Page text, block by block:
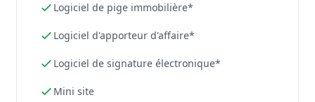
Logiciel de pige immobilière*
Logiciel d'apporteur d'affaire*
Logiciel de signature électronique*
Mini site